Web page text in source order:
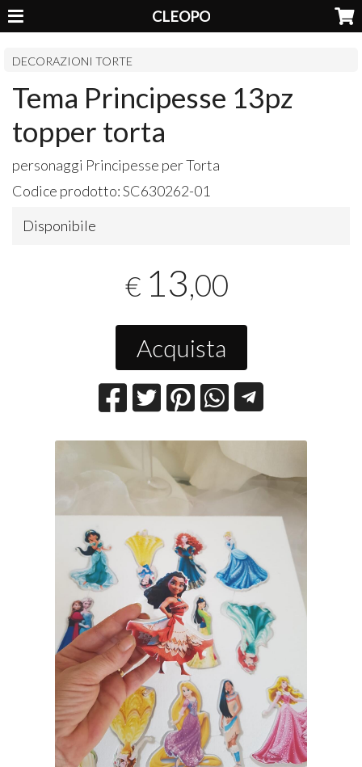
CLEOPO
DECORAZIONI TORTE
Tema Principesse 13pz
topper torta
personaggi Principesse per Torta
Codice prodotto:SC630262-01
Disponibile
€ 13,00
Acquista